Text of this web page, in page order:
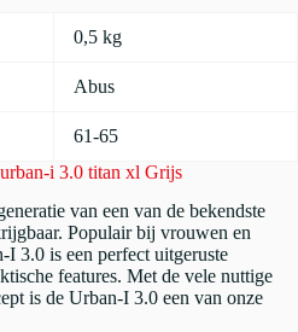
i 3.0 titan xl Grijs
van een van de bekendste
Populair bij vrouwen en
3.0 is een perfect uitgeruste
features. Met de vele nuttige
is de Urban-I 3.0 een van onze
0,5 kg
Abus
61-65